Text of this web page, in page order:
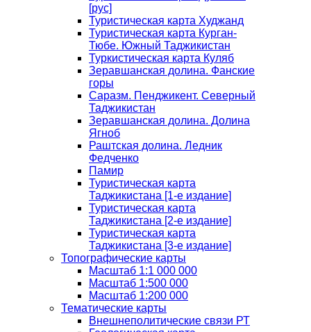
[рус]
Туристическая карта Худжанд
Туристическая карта Курган-
Тюбе. Южный Таджикистан
Туркистическая карта Куляб
Зеравшанская долина. Фанские
горы
Саразм. Пенджикент. Северный
Таджикистан
Зеравшанская долина. Долина
Ягноб
Раштская долина. Ледник
Федченко
Памир
Туристическая карта
Таджикистана [1-е издание]
Туристическая карта
Таджикистана [2-е издание]
Туристическая карта
Таджикистана [3-е издание]
Топографические карты
Масштаб 1:1 000 000
Масштаб 1:500 000
Масштаб 1:200 000
Тематические карты
Внешнеполитические связи РТ